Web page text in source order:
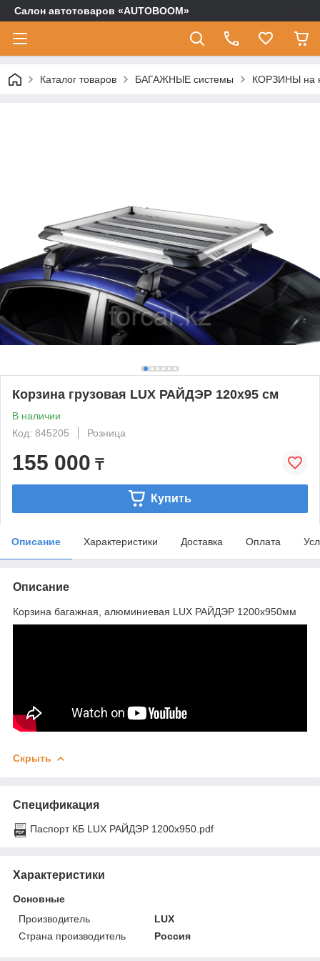
Салон автотоваров «AUTOBOOM»
Каталог товаров БАГАЖНЫЕ системы КОРЗИНЫ на
Корзина грузовая LUX РАЙДЭР 120х95 см
В наличии
Код: 845205
Розница
155 000 ₸
Купить
Описание Характеристики Доставка Оплата
Описание
Корзина багажная, алюминиевая LUX РАЙДЭР 1200х950мм
Скрыть
Спецификация
Паспорт КБ LUX РАЙДЭР 1200х950.pdf
Характеристики
Основные
Производитель
LUX
Страна производитель
Россия